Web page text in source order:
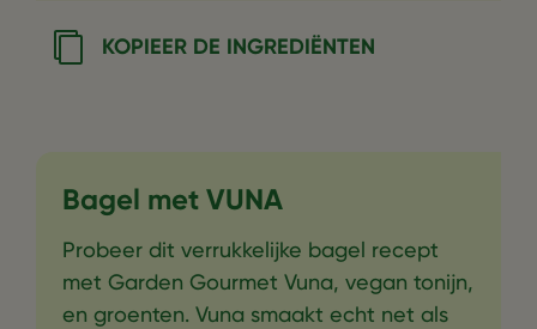
KOPIEER DE INGREDIËNTEN
Bagel met VUNA
Probeer dit verrukkelijke bagel recept
met Garden Gourmet Vuna, vegan tonijn,
en groenten. Vuna smaakt echt net als